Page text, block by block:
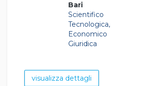
Bari
Scientifico
Tecnologica,
Economico
Giuridica
visualizza dettagli